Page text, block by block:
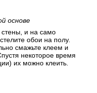
основе
стены, и на само
обои на полу.
смажьте клеем и
некоторое время
их можно клеить.